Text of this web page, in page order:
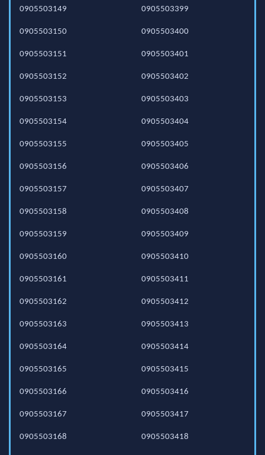
0905503149
0905503150
0905503151
0905503152
0905503153
0905503154
0905503155
0905503156
0905503157
0905503158
0905503159
0905503160
0905503161
0905503162
0905503163
0905503164
0905503165
0905503166
0905503167
0905503168
0905503399
0905503400
0905503401
0905503402
0905503403
0905503404
0905503405
0905503406
0905503407
0905503408
0905503409
0905503410
0905503411
0905503412
0905503413
0905503414
0905503415
0905503416
0905503417
0905503418